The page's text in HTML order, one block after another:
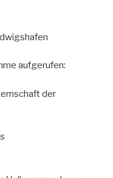
aufgerufen:
der